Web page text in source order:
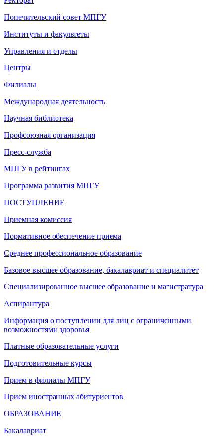
Попечительский совет МПГУ
Институты и факультеты
Управления и отделы
Центры
Филиалы
Международная деятельность
Научная библиотека
Профсоюзная организация
Пресс-служба
МПГУ в рейтингах
Программа развития МПГУ
ПОСТУПЛЕНИЕ
Приемная комиссия
Нормативное обеспечение приема
Среднее профессиональное образование
Базовое высшее образование, бакалавриат и специалитет
Специализированное высшее образование и магистратура
Аспирантура
Информация о поступлении для лиц с ограниченными
возможностями здоровья
Платные образовательные услуги
Подготовительные курсы
Прием в филиалы МПГУ
Прием иностранных абитуриентов
ОБРАЗОВАНИЕ
Бакалавриат